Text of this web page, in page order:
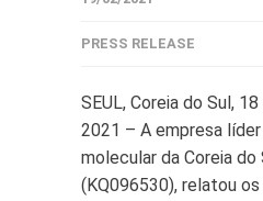
PRESS RELEASE
SEUL, Coreia do Sul,
2021 – A empresa
molecular da Coreia do
(KQ096530), relatou